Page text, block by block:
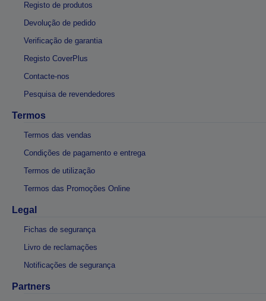
Registo de produtos
Devolução de pedido
Verificação de garantia
Registo CoverPlus
Contacte-nos
Pesquisa de revendedores
Termos
Termos das vendas
Condições de pagamento e entrega
Termos de utilização
Termos das Promoções Online
Legal
Fichas de segurança
Livro de reclamações
Notificações de segurança
Partners